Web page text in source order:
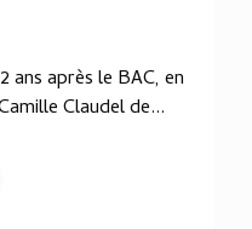
ans après le BAC, en
Claudel de...